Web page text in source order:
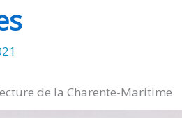
de la Charente-Maritime